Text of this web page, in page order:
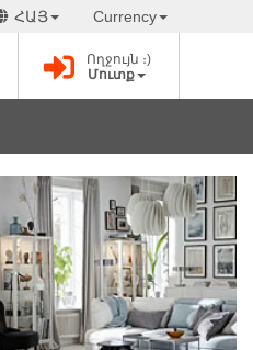
ՀԱՅ Currency
Ողջույն ։)
Մուտք